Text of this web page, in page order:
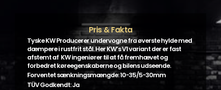
Pris & Fakta
Tyske KW Producerer undervogne fra øverste hylde med
dæmpere i rustfrit stål. Her KW’s V1 variant der er fast
afstemt af KW ingeniører til at få fremhævet og
forbedret køreegenskaberne og bilens udseende.
Forventet sænkningsmængde: 10-35/5-30mm
TÜV Godkendt: Ja